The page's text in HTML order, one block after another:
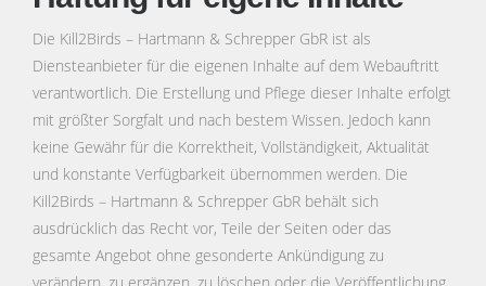
Die Kill2Birds – Hartmann & Schrepper GbR ist als
Diensteanbieter für die eigenen Inhalte auf dem Webauftritt
verantwortlich. Die Erstellung und Pflege dieser Inhalte erfolgt
mit größter Sorgfalt und nach bestem Wissen. Jedoch kann
keine Gewähr für die Korrektheit, Vollständigkeit, Aktualität
und konstante Verfügbarkeit übernommen werden. Die
Kill2Birds – Hartmann & Schrepper GbR behält sich
ausdrücklich das Recht vor, Teile der Seiten oder das
gesamte Angebot ohne gesonderte Ankündigung zu